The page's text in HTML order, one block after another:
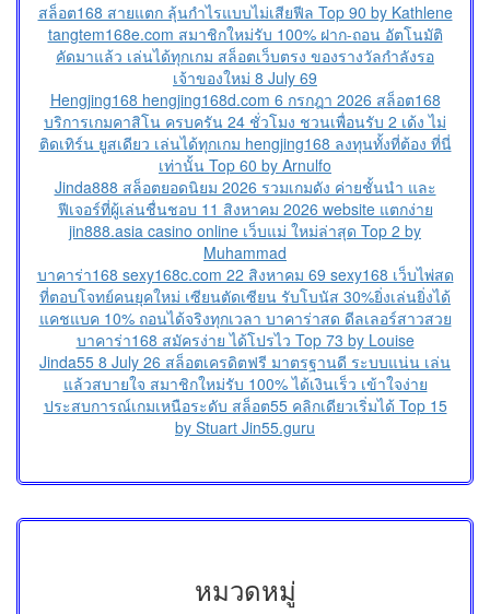
สล็อต168 สายแตก ลุ้นกำไรแบบไม่เสียฟีล Top 90 by Kathlene
tangtem168e.com สมาชิกใหม่รับ 100% ฝาก-ถอน อัตโนมัติ
คัดมาแล้ว เล่นได้ทุกเกม สล็อตเว็บตรง ของรางวัลกำลังรอ
เจ้าของใหม่ 8 July 69
Hengjing168 hengjing168d.com 6 กรกฎา 2026 สล็อต168
บริการเกมคาสิโน ครบครัน 24 ชั่วโมง ชวนเพื่อนรับ 2 เด้ง ไม่
ติดเทิร์น ยูสเดียว เล่นได้ทุกเกม hengjing168 ลงทุนทั้งที่ต้อง ที่นี่
เท่านั้น Top 60 by Arnulfo
Jinda888 สล็อตยอดนิยม 2026 รวมเกมดัง ค่ายชั้นนำ และ
ฟีเจอร์ที่ผู้เล่นชื่นชอบ 11 สิงหาคม 2026 website แตกง่าย
jin888.asia casino online เว็บแม่ ใหม่ล่าสุด Top 2 by
Muhammad
บาคาร่า168 sexy168c.com 22 สิงหาคม 69 sexy168 เว็บไพ่สด
ที่ตอบโจทย์คนยุคใหม่ เซียนตัดเซียน รับโบนัส 30%ยิ่งเล่นยิ่งได้
แคชแบค 10% ถอนได้จริงทุกเวลา บาคาร่าสด ดีลเลอร์สาวสวย
บาคาร่า168 สมัครง่าย ได้โปรไว Top 73 by Louise
Jinda55 8 July 26 สล็อตเครดิตฟรี มาตรฐานดี ระบบแน่น เล่น
แล้วสบายใจ สมาชิกใหม่รับ 100% ได้เงินเร็ว เข้าใจง่าย
ประสบการณ์เกมเหนือระดับ สล็อต55 คลิกเดียวเริ่มได้ Top 15
by Stuart Jin55.guru
หมวดหมู่